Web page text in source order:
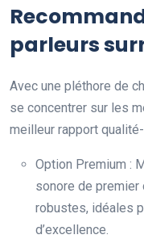
parleurs
Avec une pléthore de
se concentrer sur les
meilleur rapport
Option Premium :
sonore de
robustes, idéales
d’excellence.